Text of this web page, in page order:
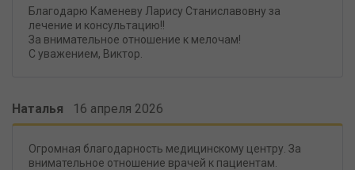
Благодарю Каменеву Ларису Станиславовну за
лечение и консультацию!!
За внимательное отношение к мелочам!
С уважением, Виктор.
Наталья 16 апреля 2026
Огромная благодарность медицинскому центру. За
внимательное отношение врачей к пациентам.